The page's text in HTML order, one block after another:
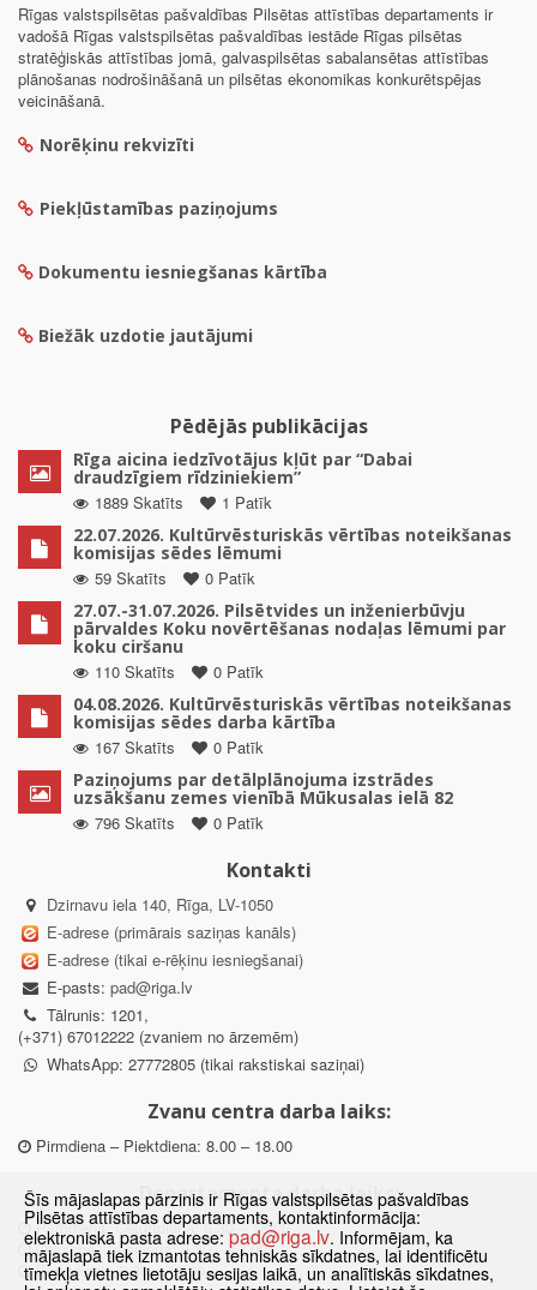
Rīgas valstspilsētas pašvaldības Pilsētas attīstības departaments ir
vadošā Rīgas valstspilsētas pašvaldības iestāde Rīgas pilsētas
stratēģiskās attīstības jomā, galvaspilsētas sabalansētas attīstības
plānošanas nodrošināšanā un pilsētas ekonomikas konkurētspējas
veicināšanā.
Norēķinu rekvizīti
Piekļūstamības paziņojums
Dokumentu iesniegšanas kārtība
Biežāk uzdotie jautājumi
Pēdējās publikācijas
Rīga aicina iedzīvotājus kļūt par “Dabai
draudzīgiem rīdziniekiem”
1889 Skatīts
1 Patīk
22.07.2026. Kultūrvēsturiskās vērtības noteikšanas
komisijas sēdes lēmumi
59 Skatīts
0 Patīk
27.07.-31.07.2026. Pilsētvides un inženierbūvju
pārvaldes Koku novērtēšanas nodaļas lēmumi par
koku ciršanu
110 Skatīts
0 Patīk
04.08.2026. Kultūrvēsturiskās vērtības noteikšanas
komisijas sēdes darba kārtība
167 Skatīts
0 Patīk
Paziņojums par detālplānojuma izstrādes
uzsākšanu zemes vienībā Mūkusalas ielā 82
796 Skatīts
0 Patīk
Kontakti
Dzirnavu iela 140, Rīga, LV-1050
E-adrese (primārais saziņas kanāls)
E-adrese (tikai e-rēķinu iesniegšanai)
E-pasts: pad@riga.lv
Tālrunis: 1201,
(+371) 67012222 (zvaniem no ārzemēm)
WhatsApp: 27772805 (tikai rakstiskai saziņai)
Zvanu centra darba laiks:
Pirmdiena – Piektdiena: 8.00 – 18.00
Departamenta darba laiks:
Pirmdiena, Ceturtdiena: 8.30 – 18.00
Otrdiena, Trešdiena: 8.30 – 17.00
Piektdiena: 8.30 – 15.00
Šīs mājaslapas pārzinis ir Rīgas valstspilsētas pašvaldības
Pilsētas attīstības departaments, kontaktinformācija:
elektroniskā pasta adrese: pad@riga.lv. Informējam, ka
mājaslapā tiek izmantotas tehniskās sīkdatnes, lai identificētu
tīmekļa vietnes lietotāju sesijas laikā, un analītiskās sīkdatnes,